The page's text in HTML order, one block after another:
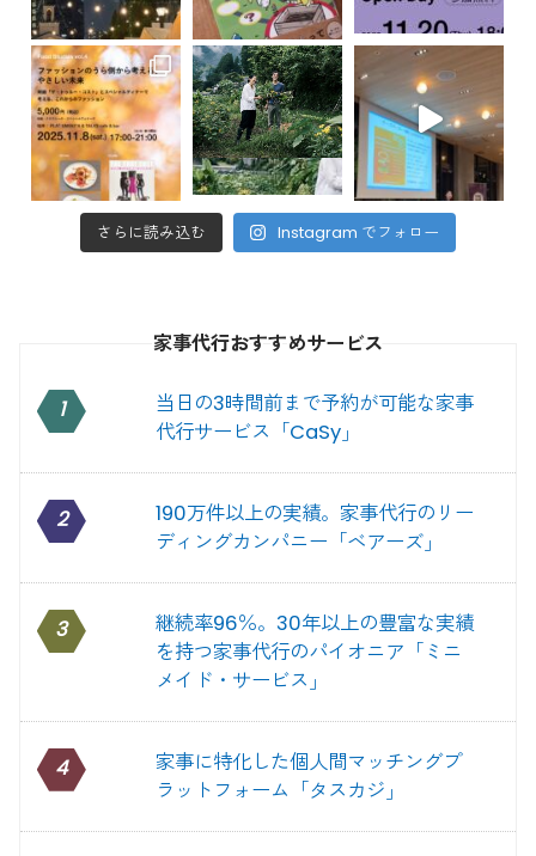
さらに読み込む Instagram でフォロー
家事代行おすすめサービス
1
当日の3時間前まで予約が可能な家事
代行サービス「CaSy」
2
190万件以上の実績。家事代行のリー
ディングカンパニー「ベアーズ」
3
継続率96％。30年以上の豊富な実績
を持つ家事代行のパイオニア「ミニ
メイド・サービス」
4
家事に特化した個人間マッチングプ
ラットフォーム「タスカジ」